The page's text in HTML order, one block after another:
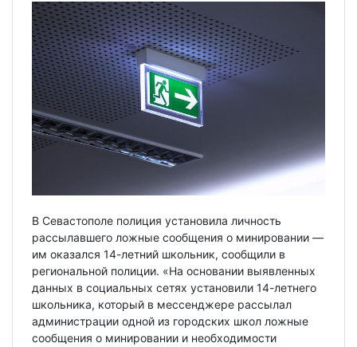
В Севастополе полиция установила личность
рассылавшего ложные сообщения о минировании —
им оказался 14-летний школьник, сообщили в
региональной полиции. «На основании выявленных
данных в социальных сетях установили 14-летнего
школьника, который в мессенджере рассылал
администрации одной из городских школ ложные
сообщения о минировании и необходимости